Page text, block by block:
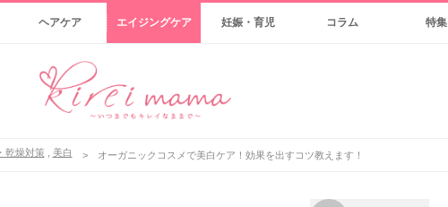
ヘアケア エイジングケア 妊娠・育児 コラム 特集
乾燥対策, 美白 > オーガニックコスメで美白ケア！効果を出すコツ教えます！